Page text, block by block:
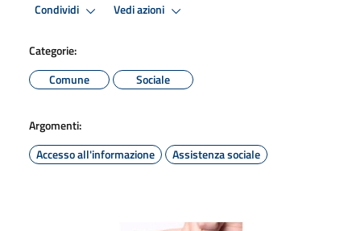
Condividi Vedi azioni
Categorie:
Comune
Sociale
Argomenti:
Accesso all'informazione
Assistenza sociale